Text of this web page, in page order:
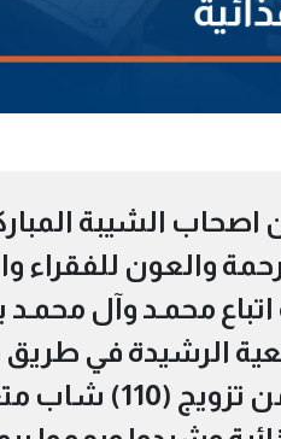
الشيبة
والعون للفقراء
محمـد وآل محمـد
الرشيدة في طريق
والمتعففين